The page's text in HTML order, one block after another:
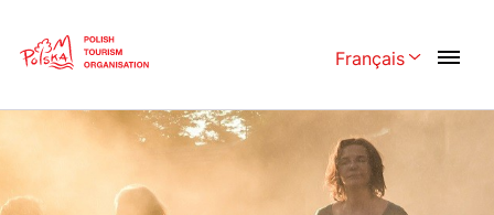
Français